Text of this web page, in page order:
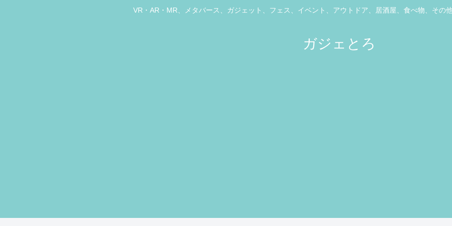
VR・AR・MR、メタバース、ガジェット、フェス、イベント、アウトドア、居酒屋、食べ物、その
ガジェとろ